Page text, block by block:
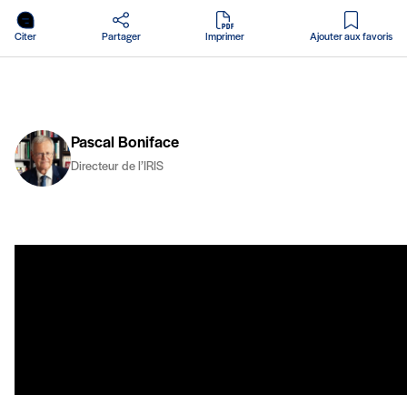
Citer Partager Imprimer
en PDF
Ajouter aux favoris
Pascal Boniface
Directeur de l’IRIS